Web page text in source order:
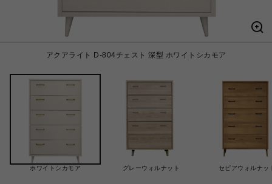
アクアライト D-804チェスト 深型 ホワイトシカモア
ホワイトシカモア グレーウォルナット セピアウォルナッ